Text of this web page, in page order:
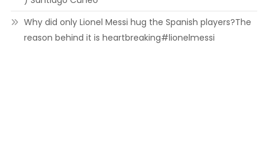
Why did only Lionel Messi hug the Spanish players?The
reason behind it is heartbreaking#lionelmessi